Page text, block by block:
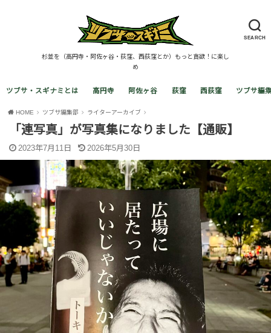
SEARCH
杉並を（高円寺・阿佐ヶ谷・荻窪、西荻窪とか）もっと貪欲！に楽し
め
ツブサ・スギナミとは 高円寺 阿佐ヶ谷 荻窪 西荻窪 ツブサ編
HOME ツブサ編集部 ライターアーカイブ
「連写真」が写真集になりました【通販】
2023年7月11日 2026年5月30日